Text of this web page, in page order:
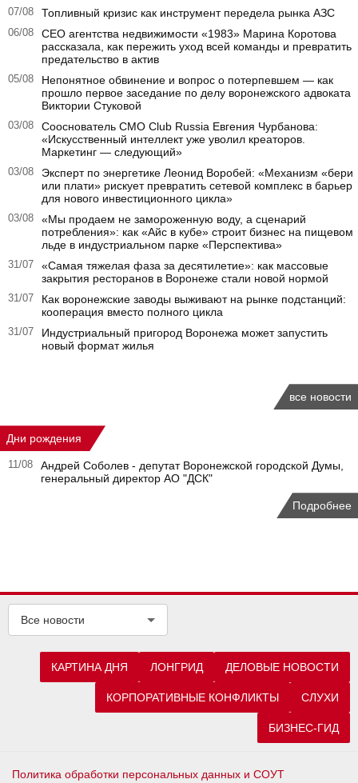
07/08 Топливный кризис как инструмент передела рынка АЗС
06/08
CEO агентства недвижимости «1983» Марина Коротова
рассказала, как пережить уход всей команды и превратить
предательство в актив
05/08
Непонятное обвинение и вопрос о потерпевшем — как
прошло первое заседание по делу воронежского адвоката
Виктории Стуковой
03/08
Сооснователь CMO Club Russia Евгения Чурбанова:
«Искусственный интеллект уже уволил креаторов.
Маркетинг — следующий»
03/08
Эксперт по энергетике Леонид Воробей: «Механизм «бери
или плати» рискует превратить сетевой комплекс в барьер
для нового инвестиционного цикла»
03/08
«Мы продаем не замороженную воду, а сценарий
потребления»: как «Айс в кубе» строит бизнес на пищевом
льде в индустриальном парке «Перспектива»
31/07
«Самая тяжелая фаза за десятилетие»: как массовые
закрытия ресторанов в Воронеже стали новой нормой
31/07
Как воронежские заводы выживают на рынке подстанций:
кооперация вместо полного цикла
31/07
Индустриальный пригород Воронежа может запустить
новый формат жилья
все новости
Дни рождения
11/08
Андрей Соболев - депутат Воронежской городской Думы,
генеральный директор АО "ДСК"
Подробнее
Все новости
КАРТИНА ДНЯ ЛОНГРИД ДЕЛОВЫЕ НОВОСТИ
КОРПОРАТИВНЫЕ КОНФЛИКТЫ СЛУХИ
БИЗНЕС-ГИД
Политика обработки персональных данных и СОУТ